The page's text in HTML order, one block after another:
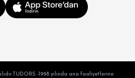
-1998 yılında ana faaliyetlerine